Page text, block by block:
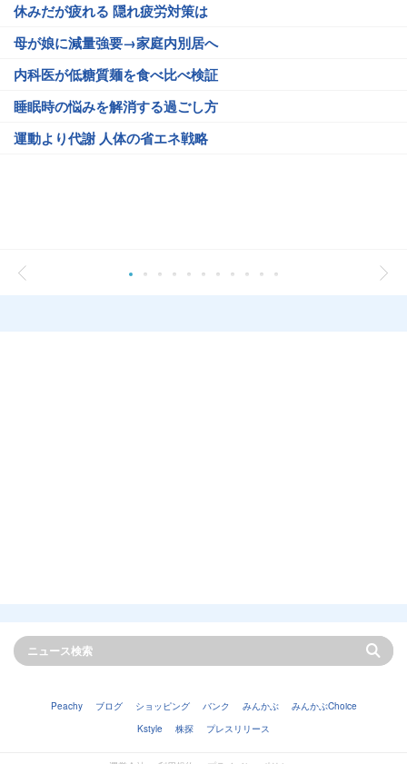
休みだが疲れる 隠れ疲労対策は
母が娘に減量強要→家庭内別居へ
内科医が低糖質麺を食べ比べ検証
睡眠時の悩みを解消する過ごし方
運動より代謝 人体の省エネ戦略
Peachy ブログ ショッピング バンク みんかぶ
みんかぶChoice
Kstyle
株探 プレスリリース